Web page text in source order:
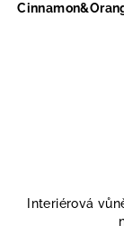
Interiérová